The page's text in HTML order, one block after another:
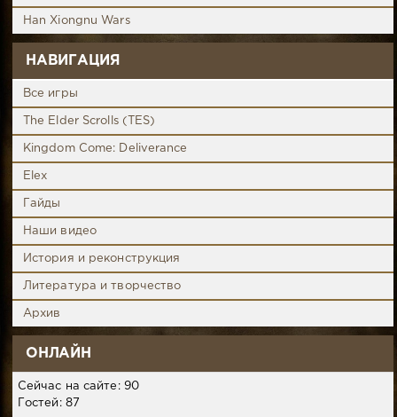
Han Xiongnu Wars
НАВИГАЦИЯ
Все игры
The Elder Scrolls (TES)
Kingdom Come: Deliverance
Elex
Гайды
Наши видео
История и реконструкция
Литература и творчество
Архив
ОНЛАЙН
Сейчас на сайте: 90
Гостей: 87